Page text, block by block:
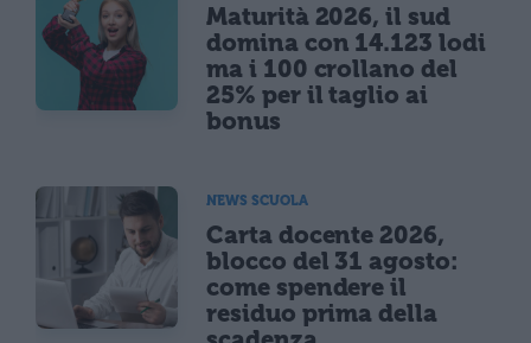
Maturità 2026, il sud
domina con 14.123 lodi
ma i 100 crollano del
25% per il taglio ai
bonus
NEWS SCUOLA
Carta docente 2026,
blocco del 31 agosto:
come spendere il
residuo prima della